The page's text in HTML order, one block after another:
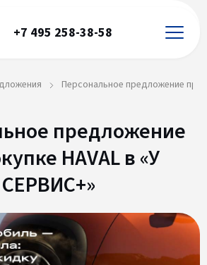
+7 495 258-38-58
Персональное предложение при
предложение
HAVAL в «У
СЕРВИС+»